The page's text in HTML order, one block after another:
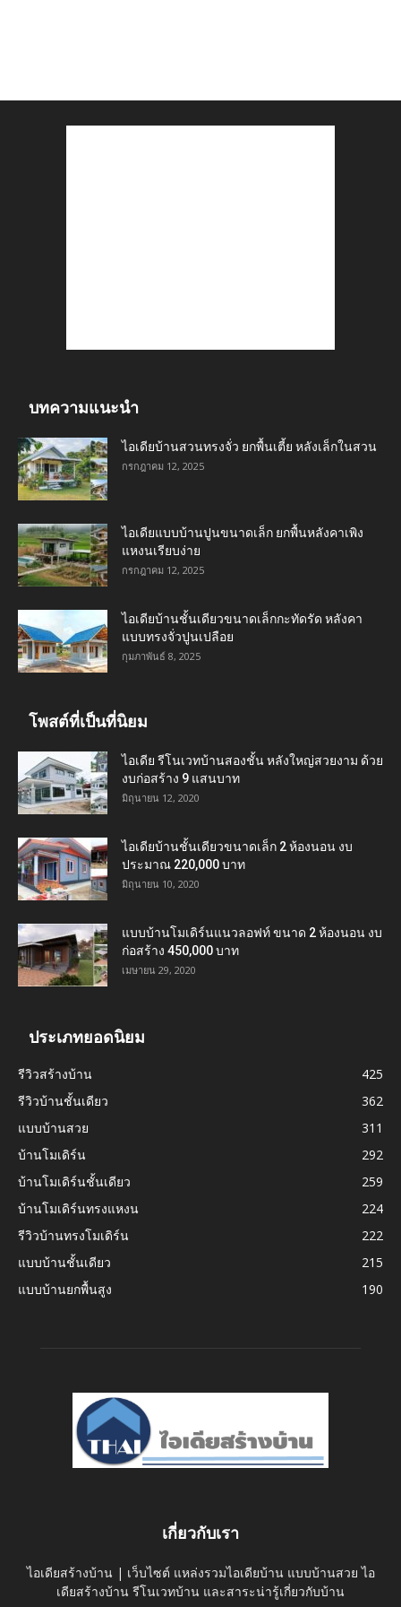
บทความแนะนำ
ไอเดียบ้านสวนทรงจั่ว ยกพื้นเตี้ย หลังเล็กในสวน
กรกฎาคม 12, 2025
ไอเดียแบบบ้านปูนขนาดเล็ก ยกพื้นหลังคาเพิง
แหงนเรียบง่าย
กรกฎาคม 12, 2025
ไอเดียบ้านชั้นเดียวขนาดเล็กกะทัดรัด หลังคา
แบบทรงจั่วปูนเปลือย
กุมภาพันธ์ 8, 2025
โพสต์ที่เป็นที่นิยม
ไอเดีย รีโนเวทบ้านสองชั้น หลังใหญ่สวยงาม ด้วย
งบก่อสร้าง 9 แสนบาท
มิถุนายน 12, 2020
ไอเดียบ้านชั้นเดียวขนาดเล็ก 2 ห้องนอน งบ
ประมาณ 220,000 บาท
มิถุนายน 10, 2020
แบบบ้านโมเดิร์นแนวลอฟท์ ขนาด 2 ห้องนอน งบ
ก่อสร้าง 450,000 บาท
เมษายน 29, 2020
ประเภทยอดนิยม
รีวิวสร้างบ้าน
425
รีวิวบ้านชั้นเดียว
362
แบบบ้านสวย
311
บ้านโมเดิร์น
292
บ้านโมเดิร์นชั้นเดียว
259
บ้านโมเดิร์นทรงแหงน
224
รีวิวบ้านทรงโมเดิร์น
222
แบบบ้านชั้นเดียว
215
แบบบ้านยกพื้นสูง
190
เกี่ยวกับเรา
ไอเดียสร้างบ้าน | เว็บไซต์ แหล่งรวมไอเดียบ้าน แบบบ้านสวย ไอ
เดียสร้างบ้าน รีโนเวทบ้าน และสาระน่ารู้เกี่ยวกับบ้าน